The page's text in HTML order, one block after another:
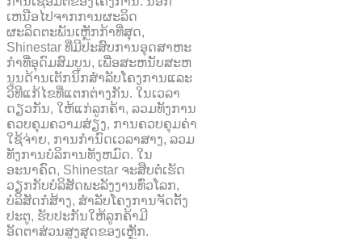
ເຫນືອໄປຈາກການຜະລິດ
ຜະລິດຕະພັນເຫຼັກກ້າທີ່ສຸດ,
Shinestar ທີ່ມີປະສົບການອຸດສາຫະ
ກໍາທີ່ອຸດົມສົມບູນ, ເພື່ອສະຫນັບສະຫ
ນູນດ້ານເຕັກນິກສໍາລັບໂຄງການແລະ
ວິທີແກ້ໄຂທີ່ແຕກຕ່າງກັນ. ໃນເວລາ
ດຽວກັນ, ໃຫ້ແກ່ລູກຄ້າ, ລວມທັງການ
ຄວບຄຸມຄວາມສ່ຽງ, ການຄວບຄຸມຄ່າ
ໃຊ້ຈ່າຍ, ການກໍານົດເວລາສາງ, ລວມ
ທັງການບໍລິການທັງຫມົດ. ໃນ
ອະນາຄົດ, Shinestar ຈະສືບຕໍ່ເຮັດ
ວຽກກັບບໍລິສັດພະລັງງານທົ່ວໂລກ,
ບໍລິສັດກໍ່ສ້າງ, ສໍາລັບໂຄງການຈັດຕັ້ງ
ປະຕູ, ຮັບປະກັນໃຫ້ລູກຄ້າມີ
ອັດຕາສ່ວນສູງສຸດຂອງເຫຼັກ.